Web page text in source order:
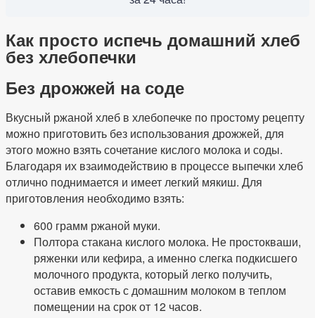
Как просто испечь домашний хлеб
без хлебопечки
Без дрожжей на соде
Вкусный ржаной хлеб в хлебопечке по простому рецепту
можно приготовить без использования дрожжей, для
этого можно взять сочетание кислого молока и соды.
Благодаря их взаимодействию в процессе выпечки хлеб
отлично поднимается и имеет легкий мякиш. Для
приготовления необходимо взять:
600 грамм ржаной муки.
Полтора стакана кислого молока. Не простокваши,
ряженки или кефира, а именно слегка подкисшего
молочного продукта, который легко получить,
оставив емкость с домашним молоком в теплом
помещении на срок от 12 часов.